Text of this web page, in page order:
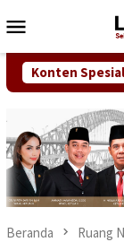
ke
kontenMobile
Konten Spesial
Perdana Nadiem
Beranda Ruang